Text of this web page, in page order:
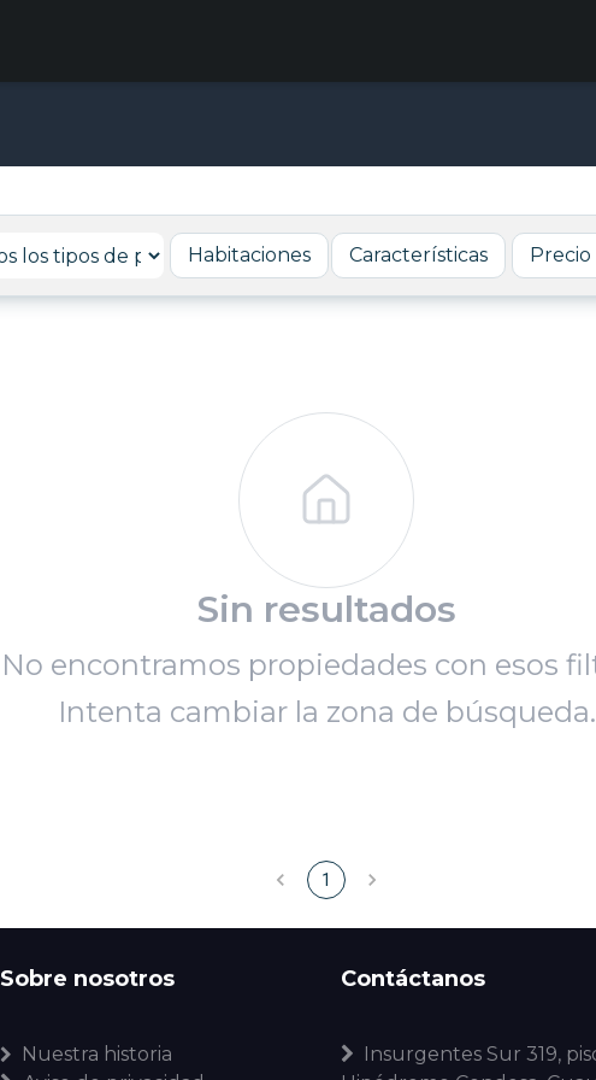
Precio
Habitaciones Características
Sin resultados
No encontramos propiedades con esos
Intenta cambiar la zona de búsqueda.
1
Sobre nosotros
Nuestra historia
Contáctanos
Insurgentes Sur 319,